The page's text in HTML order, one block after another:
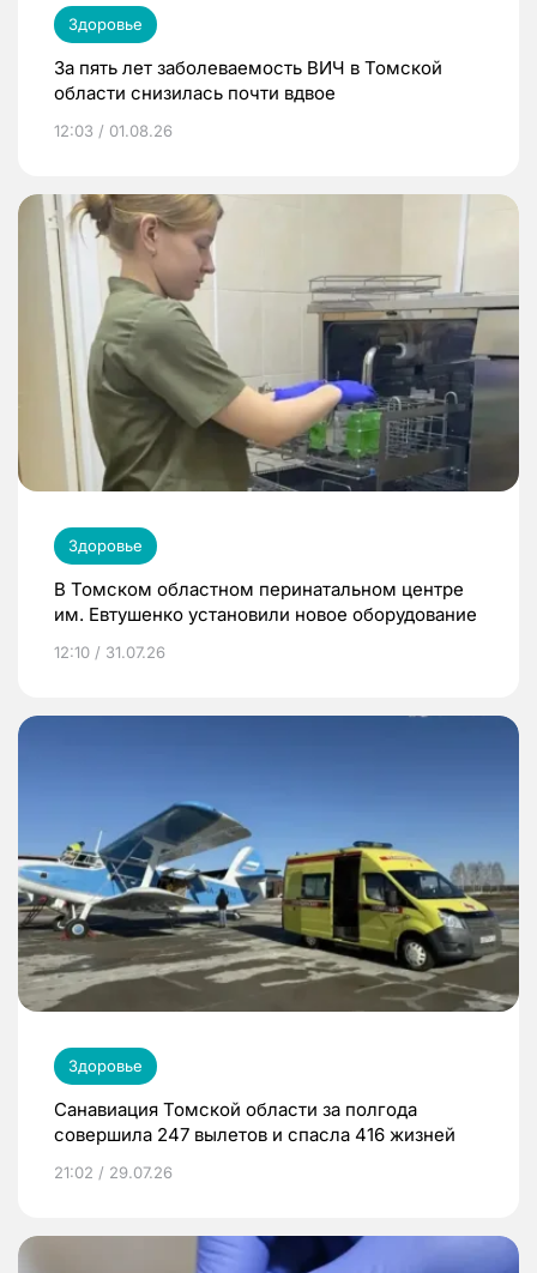
Здоровье
За пять лет заболеваемость ВИЧ в Томской
области снизилась почти вдвое
12:03 / 01.08.26
Здоровье
В Томском областном перинатальном центре
им. Евтушенко установили новое оборудование
12:10 / 31.07.26
Здоровье
Санавиация Томской области за полгода
совершила 247 вылетов и спасла 416 жизней
21:02 / 29.07.26